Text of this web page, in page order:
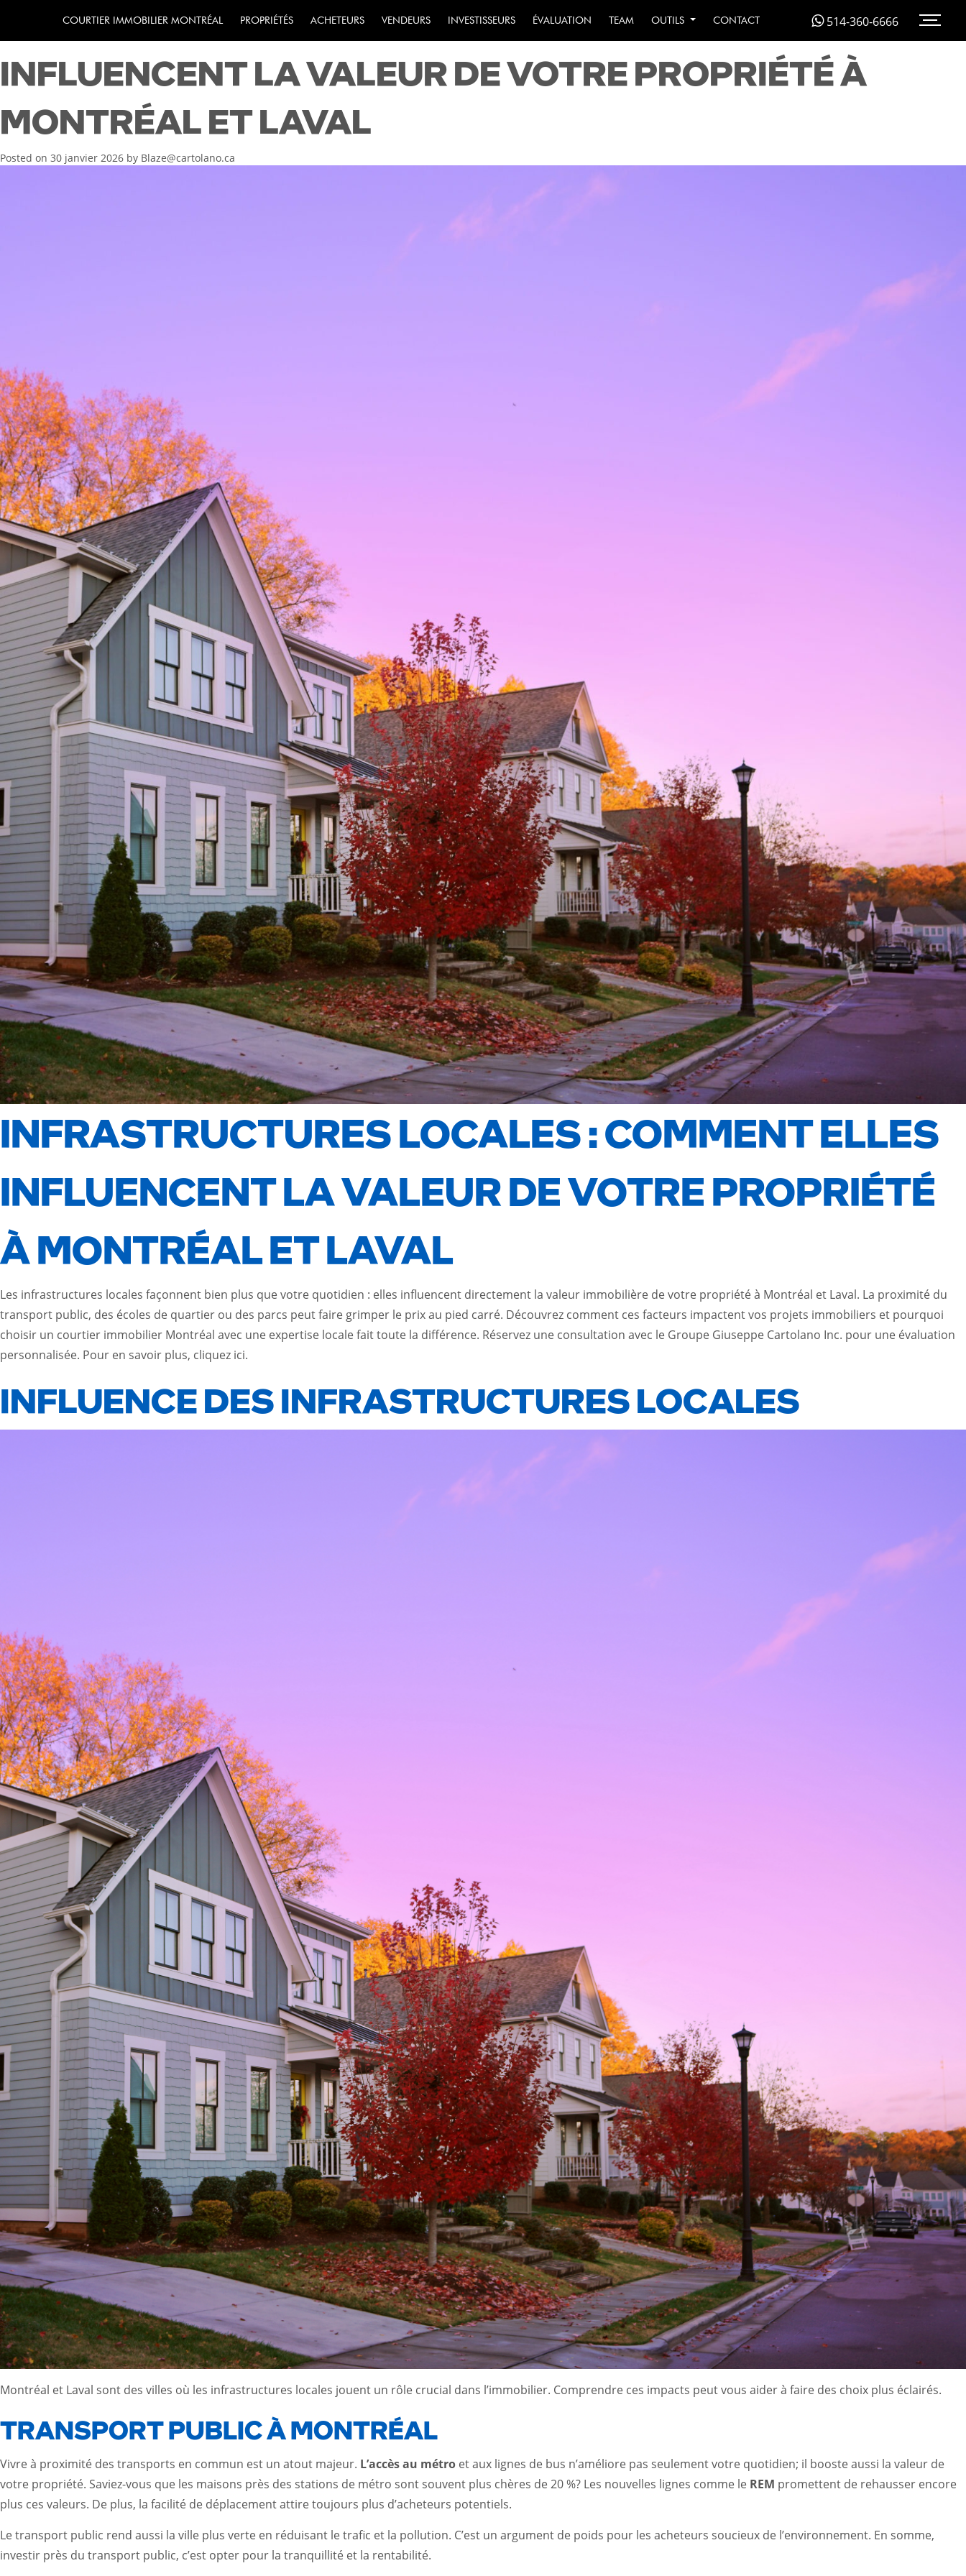
COURTIER IMMOBILIER MONTRÉAL PROPRIÉTÉS ACHETEURS VENDEURS INVESTISSEURS ÉVALUATION TEAM OUTILS CONTACT 514-360-6666
INFRASTRUCTURES LOCALES : COMMENT ELLES
INFLUENCENT LA VALEUR DE VOTRE PROPRIÉTÉ À
MONTRÉAL ET LAVAL
Posted on 30 janvier 2026 by Blaze@cartolano.ca
INFRASTRUCTURES LOCALES : COMMENT ELLES
INFLUENCENT LA VALEUR DE VOTRE PROPRIÉTÉ
À MONTRÉAL ET LAVAL
Les infrastructures locales façonnent bien plus que votre quotidien : elles influencent directement la valeur immobilière de votre propriété à Montréal et Laval. La proximité du
transport public, des écoles de quartier ou des parcs peut faire grimper le prix au pied carré. Découvrez comment ces facteurs impactent vos projets immobiliers et pourquoi
choisir un courtier immobilier Montréal avec une expertise locale fait toute la différence. Réservez une consultation avec le Groupe Giuseppe Cartolano Inc. pour une évaluation
personnalisée. Pour en savoir plus, cliquez ici.
INFLUENCE DES INFRASTRUCTURES LOCALES
Montréal et Laval sont des villes où les infrastructures locales jouent un rôle crucial dans l’immobilier. Comprendre ces impacts peut vous aider à faire des choix plus éclairés.
TRANSPORT PUBLIC À MONTRÉAL
Vivre à proximité des transports en commun est un atout majeur. L’accès au métro et aux lignes de bus n’améliore pas seulement votre quotidien; il booste aussi la valeur de
votre propriété. Saviez-vous que les maisons près des stations de métro sont souvent plus chères de 20 %? Les nouvelles lignes comme le REM promettent de rehausser encore
plus ces valeurs. De plus, la facilité de déplacement attire toujours plus d’acheteurs potentiels.
Le transport public rend aussi la ville plus verte en réduisant le trafic et la pollution. C’est un argument de poids pour les acheteurs soucieux de l’environnement. En somme,
investir près du transport public, c’est opter pour la tranquillité et la rentabilité.